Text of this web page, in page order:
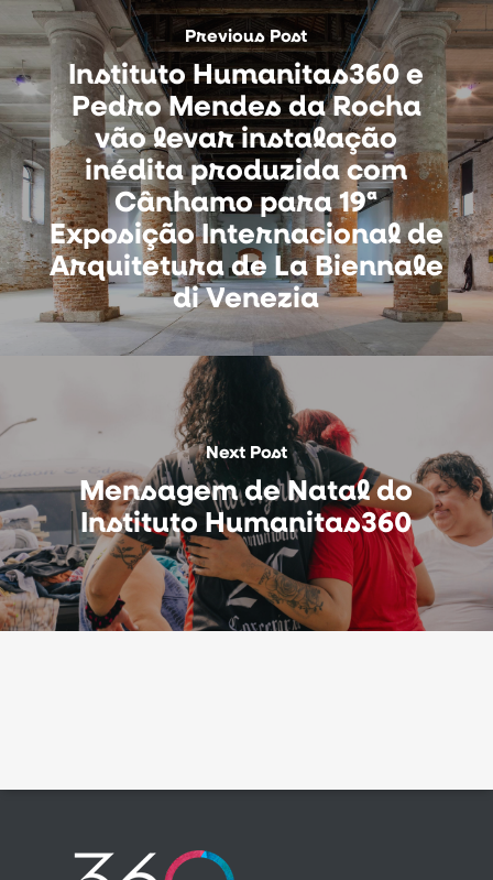
Previous Post
Instituto Humanitas360 e
Pedro Mendes da Rocha
vão levar instalação
inédita produzida com
Cânhamo para 19ª
Exposição Internacional de
Arquitetura de La Biennale
di Venezia
Next Post
Mensagem de Natal do
Instituto Humanitas360